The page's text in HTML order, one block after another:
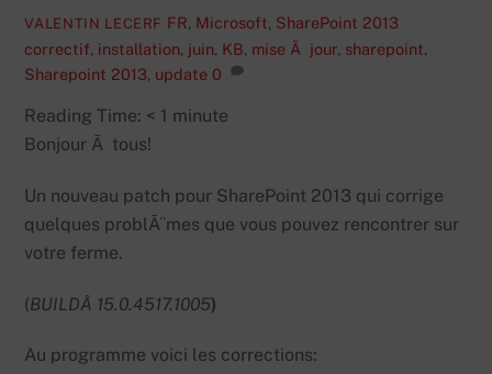
VALENTIN LECERF FR, Microsoft, SharePoint 2013
correctif, installation, juin, KB, mise Ã jour, sharepoint,
Sharepoint 2013, update 0
Reading Time: < 1 minute
Bonjour Ã tous!
Un nouveau patch pour SharePoint 2013 qui corrige
quelques problÃ¨mes que vous pouvez rencontrer sur
votre ferme.
(BUILDÂ 15.0.4517.1005)
Au programme voici les corrections: